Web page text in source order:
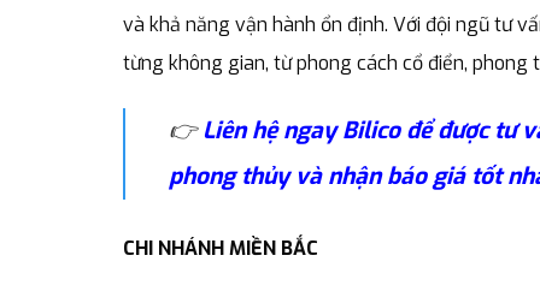
và khả năng vận hành ổn định. Với đội ngũ tư
từng không gian, từ phong cách cổ điển, phong
👉 Liên hệ ngay Bilico để được tư
phong thủy và nhận báo giá tốt
CHI NHÁNH MIỀN BẮC